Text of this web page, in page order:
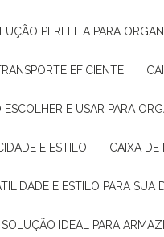
PERFEITA PARA
EFICIENTE
E USAR PARA
E ESTILO CAIXA
E ESTILO PARA SUA
SOLUÇÃO IDEAL PARA